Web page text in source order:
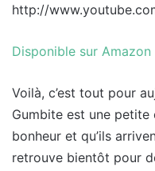
http://
Disponible sur Amazon
Voilà, c’est tout pour
Gumbite est une
bonheur et qu’ils
retrouve bientôt pour